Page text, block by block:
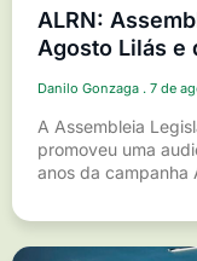
ALRN:
Agosto Lilás e
Danilo Gonzaga 7 de
A Assembleia
promoveu uma
anos da campanha